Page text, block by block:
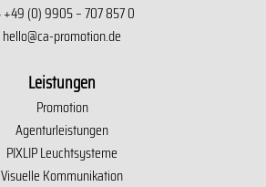
+49 (0) 9905 – 707 857 0
hello@ca-promotion.de
Leistungen
Promotion
Agenturleistungen
PIXLIP Leuchtsysteme
Visuelle Kommunikation